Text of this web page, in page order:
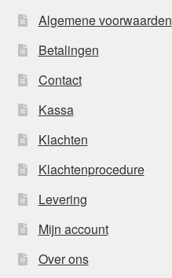
Algemene voorwaarden
Betalingen
Contact
Kassa
Klachten
Klachtenprocedure
Levering
Mijn account
Over ons